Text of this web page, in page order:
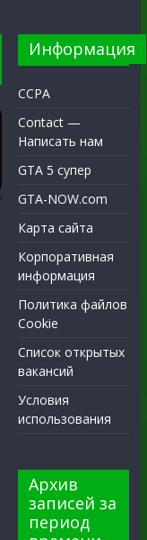
Информация
CCPA
Contact —
Написать нам
GTA 5 супер
GTA-NOW.com
Карта сайта
Корпоративная
информация
Политика файлов
Cookie
Список открытых
вакансий
Условия
использования
Архив
записей за
период